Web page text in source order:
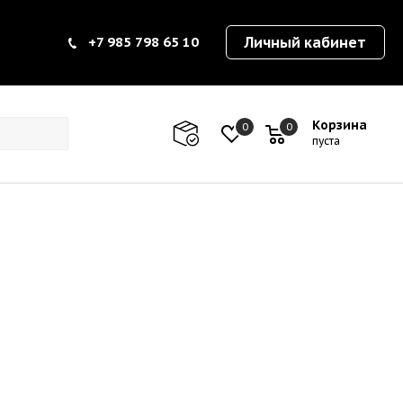
+7 985 798 65 10 Личный кабинет
0 Корзина
0
пуста
0